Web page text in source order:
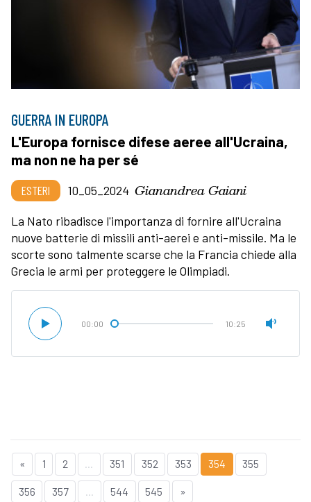
GUERRA IN EUROPA
L'Europa fornisce difese aeree all'Ucraina,
ma non ne ha per sé
ESTERI 10_05_2024 Gianandrea Gaiani
La Nato ribadisce l'importanza di fornire all'Ucraina
nuove batterie di missili anti-aerei e anti-missile. Ma le
scorte sono talmente scarse che la Francia chiede alla
Grecia le armi per proteggere le Olimpiadi.
00:00 10:25
« 1 2 ... 351 352 353 354 355
356 357 544 545 »